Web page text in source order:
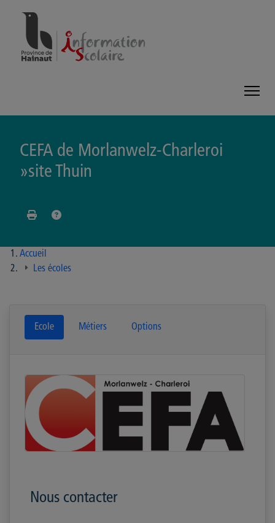
CEFA de Morlanwelz-Charleroi
»site Thuin
Accueil
Les écoles
Ecole Métiers Options
Nous contacter